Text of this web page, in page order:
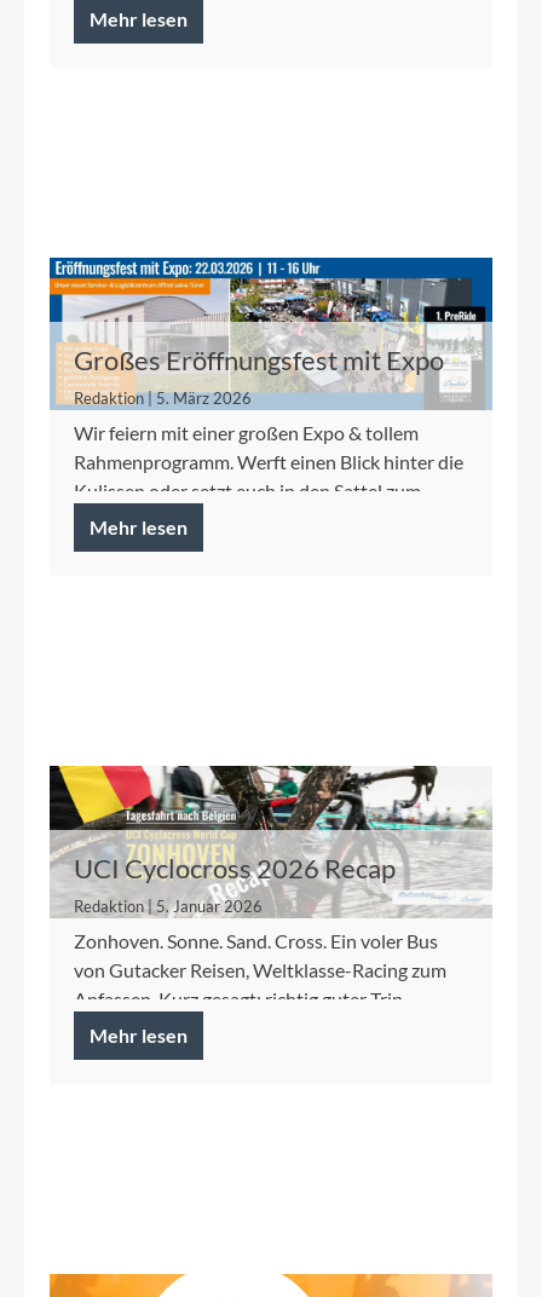
Mehr lesen
Großes Eröffnungsfest mit Expo
Redaktion | 5. März 2026
Wir feiern mit einer großen Expo & tollem
Rahmenprogramm. Werft einen Blick hinter die
Kulissen oder setzt euch in den Sattel zum
PreRide der ADAC Vel...
Mehr lesen
UCI Cyclocross 2026 Recap
Redaktion | 5. Januar 2026
Zonhoven. Sonne. Sand. Cross. Ein voler Bus
von Gutacker Reisen, Weltklasse-Racing zum
Anfassen. Kurz gesagt: richtig guter Trip.
Mehr lesen